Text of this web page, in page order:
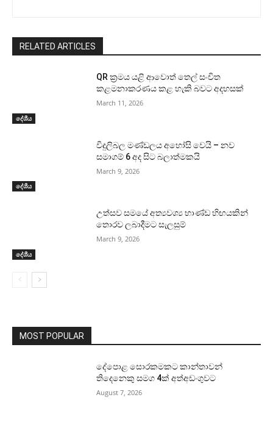
RELATED ARTICLES
දේශීය
QR ක්‍රමය යළි ආවොත් තෙල් සංචිත
කළමනාකරණය කළ හැකි බවට අදහසක්
March 11, 2026
දේශීය
විදුලිබල මණ්ඩලය අහෝසි වෙයි – නව
සමාගම් 6 අද සිට බලාත්මකයි
March 9, 2026
දේශීය
උත්සව සමයේ අත්‍යවශ්‍ය භාණ්ඩ හිඟයකින්
තොරව ලබාදීමට සැලසුම්
March 9, 2026
MOST POPULAR
දේපොළ සොරකමකට කාන්තාවන්
තිදෙනෙකු සමග 4ක් අත්අඩංගුවට
August 7, 2026